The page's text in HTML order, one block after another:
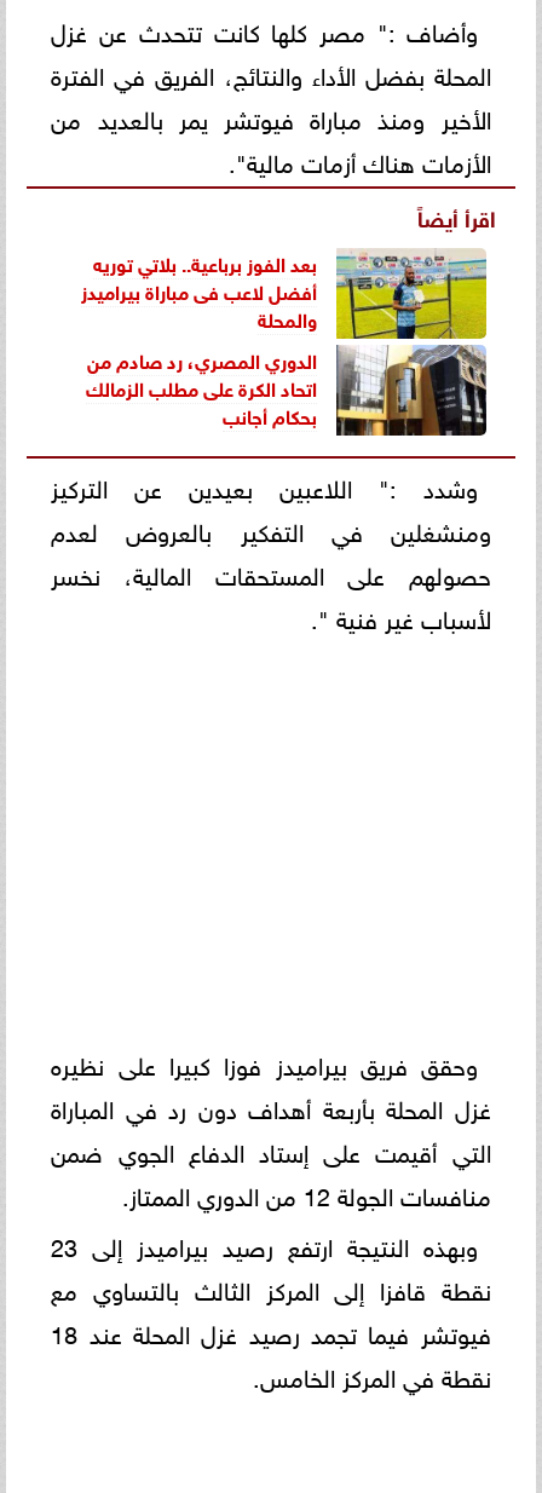
وأضاف :" مصر كلها كانت تتحدث عن غزل
المحلة بفضل الأداء والنتائج، الفريق في الفترة
الأخير ومنذ مباراة فيوتشر يمر بالعديد من
الأزمات هناك أزمات مالية".
اقرأ أيضاً
بعد الفوز برباعية.. بلاتي توريه
أفضل لاعب فى مباراة بيراميدز
والمحلة
الدوري المصري، رد صادم من
اتحاد الكرة على مطلب الزمالك
بحكام أجانب
وشدد :" اللاعبين بعيدين عن التركيز
ومنشغلين في التفكير بالعروض لعدم
حصولهم على المستحقات المالية، نخسر
لأسباب غير فنية ".
وحقق فريق بيراميدز فوزا كبيرا على نظيره
غزل المحلة بأربعة أهداف دون رد في المباراة
التي أقيمت على إستاد الدفاع الجوي ضمن
منافسات الجولة 12 من الدوري الممتاز.
وبهذه النتيجة ارتفع رصيد بيراميدز إلى 23
نقطة قافزا إلى المركز الثالث بالتساوي مع
فيوتشر فيما تجمد رصيد غزل المحلة عند 18
نقطة في المركز الخامس.